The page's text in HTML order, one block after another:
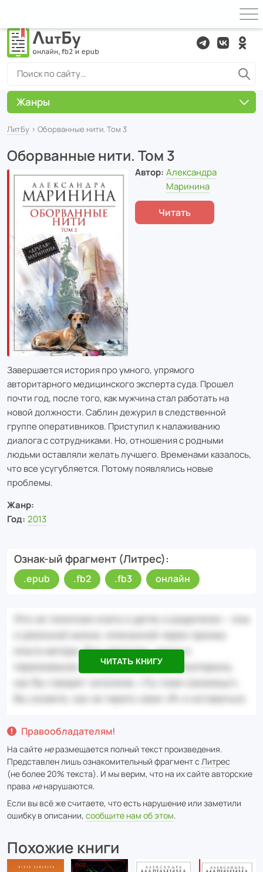
ЛитБу › Оборванные нити. Том 3
Оборванные нити. Том 3
Автор: Александра
Маринина
Читать
Завершается история про умного, упрямого
авторитарного медицинского эксперта суда. Прошел
почти год, после того, как мужчина стал работать на
новой должности. Саблин дежурил в следственной
группе оперативников. Приступил к налаживанию
диалога с сотрудниками. Но, отношения с родными
людьми оставляли желать лучшего. Временами казалось,
что все усугубляется. Потому появлялись новые
проблемы.
Жанр:
Год: 2013
Ознак-ый фрагмент (Литрес)
.epub .fb2 .fb3 онлайн
ЧИТАТЬ КНИГУ
Правообладателям!
На сайте неразмещается полный текст произведения.
Представлен лишь ознакомительный фрагмент с Литрес
(не более 20% текста). И мы верим, что на их сайте авторские
права ненарушаются.
Если вы всё же считаете, что есть нарушение или заметили
ошибку в описании, сообщите нам об этом.
Похожие книги
Жанры